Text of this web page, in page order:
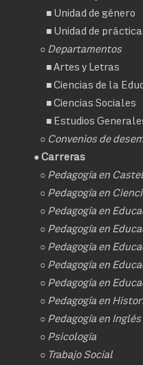
■ Unidad de género
■ Unidad de
○ Departamentos
■Artes y Letras
■Ciencias de la
■Ciencias Sociales
■ Estudios
○ Convenios de
● Carreras
○ Pedagogía en
○ Pedagogía en
○ Pedagogía en
○ Pedagogía en
○ Pedagogía en
○ Pedagogía en
○ Pedagogía en
○ Pedagogía en
○ Pedagogía en Inglés
○ Psicología
○ Trabajo Social